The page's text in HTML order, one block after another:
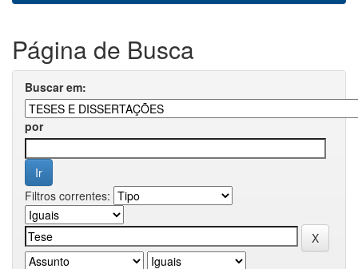
Página de Busca
Buscar em:
por
Filtros correntes: